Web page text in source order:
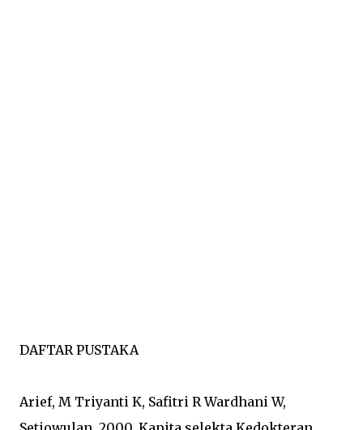
DAFTAR PUSTAKA
Arief, M Triyanti K, Safitri R Wardhani W,